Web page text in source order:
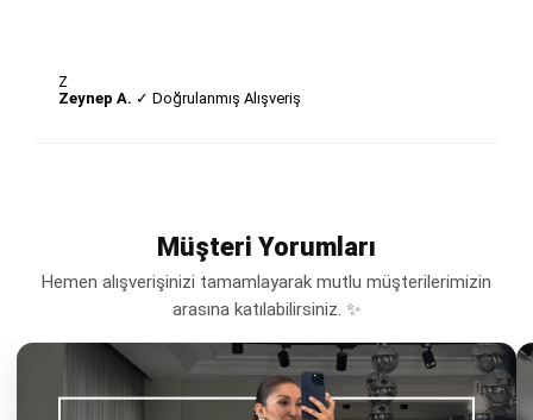
Z
Zeynep A. ✓ Doğrulanmış Alışveriş
Müşteri Yorumları
Hemen alışverişinizi tamamlayarak mutlu müşterilerimizin
arasına katılabilirsiniz. ✨